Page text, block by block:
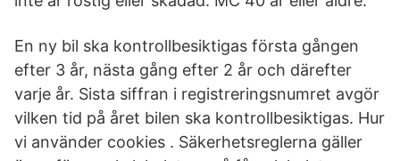
En ny bil ska kontrollbesiktigas första gången
efter 3 år, nästa gång efter 2 år och därefter
varje år. Sista siffran i registreringsnumret avgör
vilken tid på året bilen ska kontrollbesiktigas. Hur
vi använder cookies . Säkerhetsreglerna gäller